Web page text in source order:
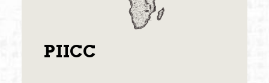
PIICC